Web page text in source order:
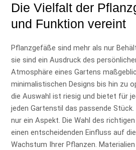
Die Vielfalt der
und Funktion vereint
Pflanzgefäße sind mehr als nur
sie sind ein Ausdruck des
Atmosphäre eines Gartens
minimalistischen Designs bis hin zu
die Auswahl ist riesig und bietet für
jeden Gartenstil das passende
nur ein Aspekt. Die Wahl des
einen entscheidenden Einfluss auf
Wachstum Ihrer Pflanzen.